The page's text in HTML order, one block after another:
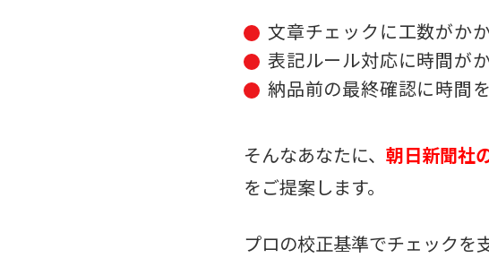
文章チェックに工数がか
表記ルール対応に時間が
納品前の最終確認に時間
そんなあなたに、 朝日新聞社
をご提案します。
プロの校正基準でチェックを